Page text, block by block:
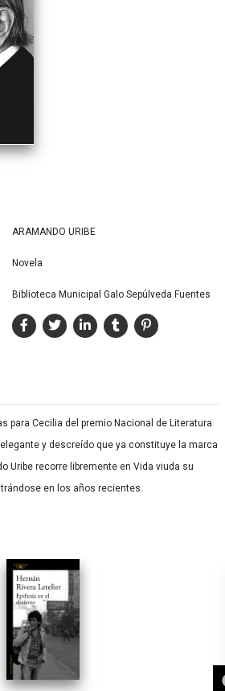
ARAMANDO URIBE
Novela
Biblioteca Municipal Galo Sepúlveda Fuentes
para Cecilia del premio Nacional de Literatura
y descreído que ya constituye la marca
Uribe recorre libremente en Vida viuda su
en los años recientes.